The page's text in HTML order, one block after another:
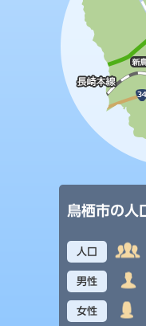
鳥栖市の人
人口
男性
女性